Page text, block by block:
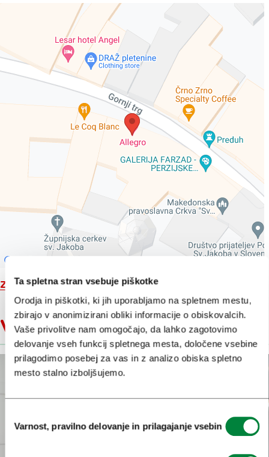
Ta spletna stran vsebuje piškotke
Orodja in piškotki, ki jih uporabljamo na spletnem mestu,
zbirajo v anonimizirani obliki informacije o obiskovalcih.
Vaše privolitve nam omogočajo, da lahko zagotovimo
delovanje vseh funkcij spletnega mesta, določene vsebine
prilagodimo posebej za vas in z analizo obiska spletno
mesto stalno izboljšujemo.
soglasja
Varnost, pravilno delovanje in prilagajanje vsebin
Zemljevid
V bližini